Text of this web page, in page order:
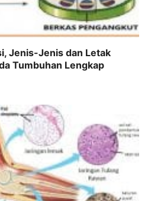
Jenis-Jenis dan Letak
Tumbuhan Lengkap